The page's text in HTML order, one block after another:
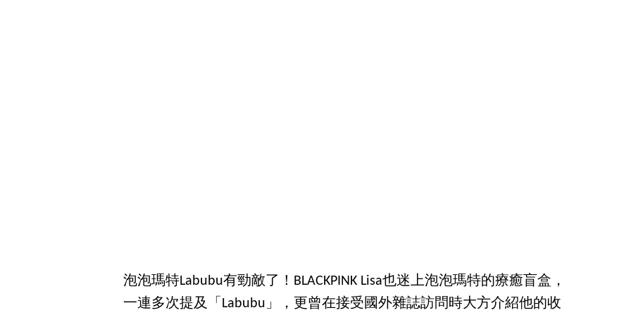
泡泡瑪特Labubu有勁敵了！BLACKPINK Lisa也迷上泡泡瑪特的療癒盲盒，
一連多次提及「Labubu」，更曾在接受國外雜誌訪問時大方介紹他的收